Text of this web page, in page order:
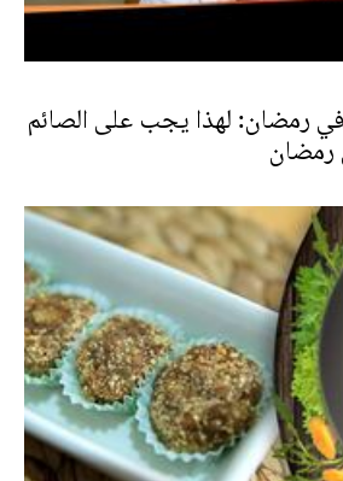
رمضان: لهذا يجب على الصائم
رمضان